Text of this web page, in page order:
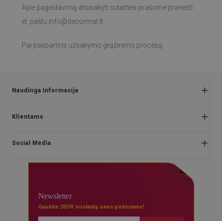
Apie pageidavimą atsisakyti sutarties prašome pranešti
el. paštu info@decormat.lt
Pai paspartins užsakymo grąžinimo procesą.
Naudinga Informacija
Grąžinimai ir skundai
Akcijos taisyklės
Pristatymas
Teisė atsisakyti sutarties
Klientams
Apie mus
Bendradarbiavimas
Social Media
youtube
Newsletter
Gaukite 2EUR nuolaidą savo pirkiniams!